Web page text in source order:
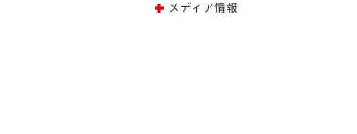
メディア情報